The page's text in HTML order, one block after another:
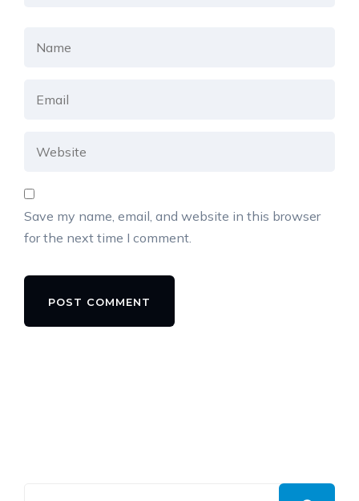
Save my name, email, and website in this browser
for the next time I comment.